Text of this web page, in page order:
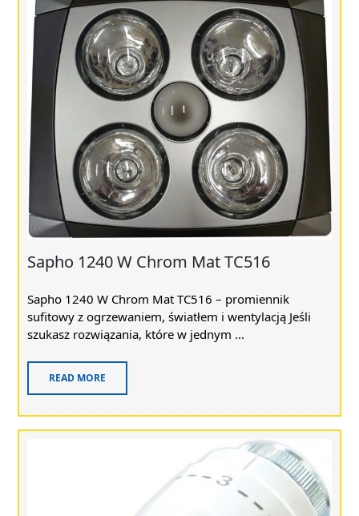
Sapho 1240 W Chrom Mat TC516
Sapho 1240 W Chrom Mat TC516 – promiennik
sufitowy z ogrzewaniem, światłem i wentylacją Jeśli
szukasz rozwiązania, które w jednym ...
READ MORE